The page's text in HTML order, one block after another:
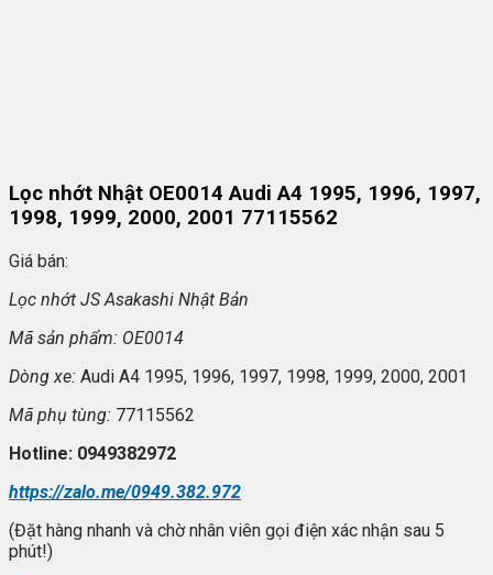
Lọc nhớt Nhật OE0014 Audi A4 1995, 1996, 1997,
1998, 1999, 2000, 2001 77115562
Giá bán:
Lọc nhớt JS Asakashi Nhật Bản
Mã sản phẩm: OE0014
Dòng xe: Audi A4 1995, 1996, 1997, 1998, 1999, 2000, 2001
Mã phụ tùng: 77115562
Hotline: 0949382972
https://zalo.me/0949.382.972
(Đặt hàng nhanh và chờ nhân viên gọi điện xác nhận sau 5
phút!)